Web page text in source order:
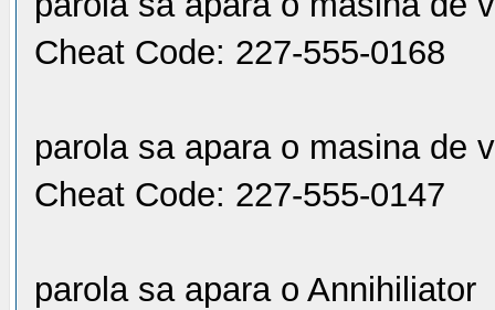
Cheat Code: 227-555-0168
parola sa apara o masina de
Cheat Code: 227-555-0147
parola sa apara o Annihiliator